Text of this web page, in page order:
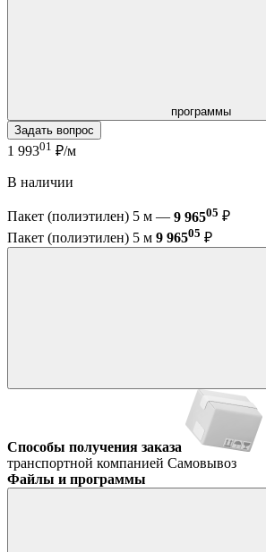
программы
Задать вопрос
1 99301 ₽/м
В наличии
Пакет (полиэтилен) 5 м — 9 96505 ₽
Пакет (полиэтилен) 5 м 9 96505 ₽
Способы получения заказа
транспортной компанией Самовывоз
Файлы и программы